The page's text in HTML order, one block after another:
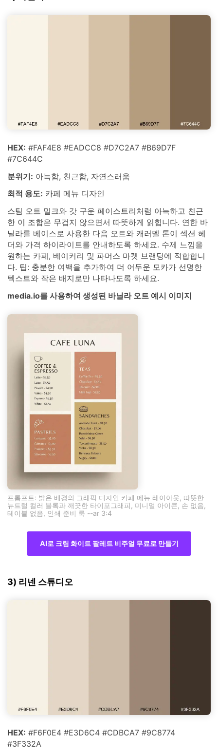
HEX: #FAF4E8 #EADCC8 #D7C2A7 #B69D7F
#7C644C
분위기: 아늑함, 친근함, 자연스러움
최적 용도: 카페 메뉴 디자인
스팀 오트 밀크와 갓 구운 페이스트리처럼 아늑하고 친근
한 이 조합은 무겁지 않으면서 따뜻하게 읽힙니다. 연한 바
닐라를 베이스로 사용한 다음 오트와 캐러멜 톤이 섹션 헤
더와 가격 하이라이트를 안내하도록 하세요. 수제 느낌을
원하는 카페, 베이커리 및 파머스 마켓 브랜딩에 적합합니
다. 팁: 충분한 여백을 추가하여 더 어두운 모카가 선명한
텍스트와 작은 배지로만 나타나도록 하세요.
media.io를 사용하여 생성된 바닐라 오트 예시 이미지
프롬프트: 밝은 배경의 그래픽 디자인 카페 메뉴 레이아웃, 따뜻한
뉴트럴 컬러 블록과 깨끗한 타이포그래피, 미니멀 아이콘, 손 없음,
테이블 없음, 인쇄 준비 룩 --ar 3:4
AI로 크림 화이트 팔레트 비주얼 무료로 만들기
3) 리넨 스튜디오
HEX: #F6F0E4 #E3D6C4 #CDBCA7 #9C8774
#3F332A